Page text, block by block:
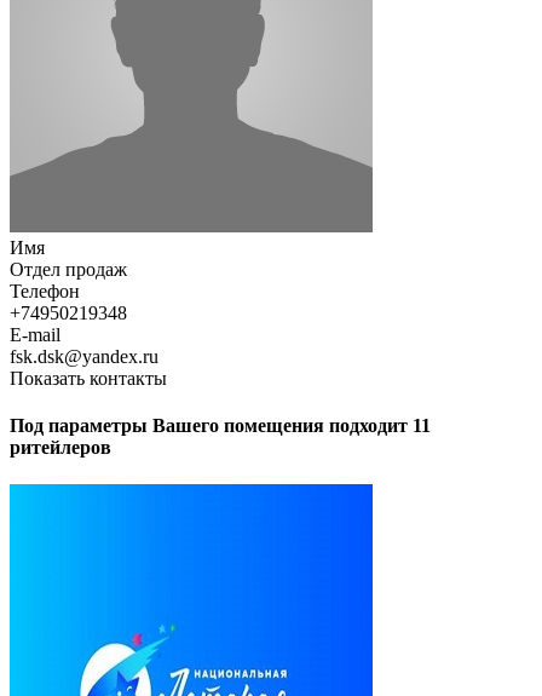
Имя
Отдел продаж
Телефон
+74950219348
E-mail
fsk.dsk@yandex.ru
Показать контакты
Под параметры Вашего помещения подходит 11
ритейлеров